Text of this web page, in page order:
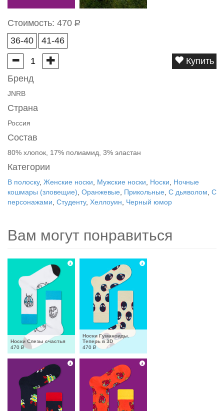
Стоимость: 470 Р
36-40
41-46
Купить
Бренд
JNRB
Страна
Россия
Состав
80% хлопок, 17% полиамид, 3% эластан
Категории
В полоску, Женские носки Мужские носки Носки
Ночные
кошмары (зловещие) Оранжевые Прикольные С дьяволом С
персонажами Студенту, Хеллоуин Черный юмор
Вам могут понравиться
Носки Слезы счастья
470 Р
Носки Гуманоиды.
Теперь в 3D
470 Р